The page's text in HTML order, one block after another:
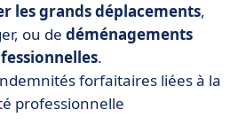
les grands déplacements,
ou de déménagements
.
forfaitaires liées à la
professionnelle